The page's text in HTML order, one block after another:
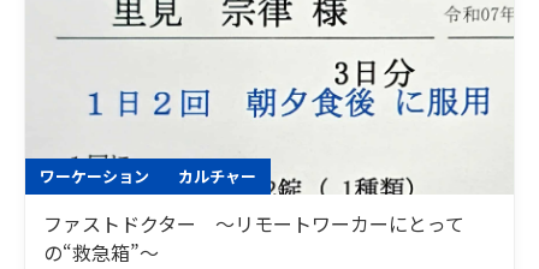
ワーケーション カルチャー
ファストドクター 〜リモートワーカーにとって
の“救急箱”〜